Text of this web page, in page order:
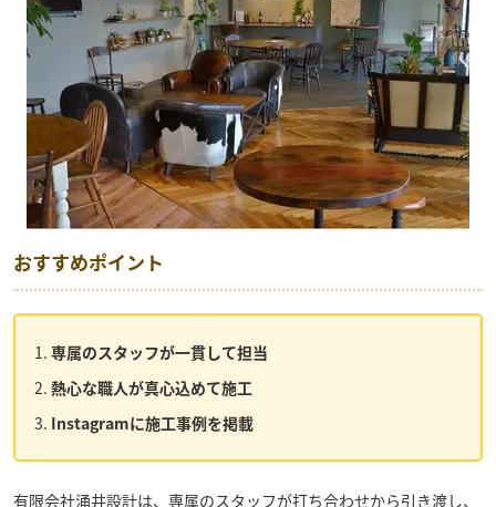
おすすめポイント
専属のスタッフが一貫して担当
熱心な職人が真心込めて施工
Instagramに施工事例を掲載
有限会社涌井設計は、専属のスタッフが打ち合わせから引き渡し、